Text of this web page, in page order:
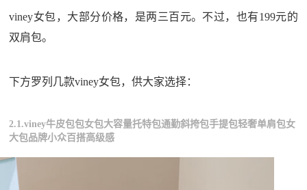
viney女包，大部分价格，是两三百元。不过，也有199元的
双肩包。
下方罗列几款viney女包，供大家选择：
2.1.viney牛皮包包女包大容量托特包通勤斜挎包手提包轻奢单肩包女
大包品牌小众百搭高级感